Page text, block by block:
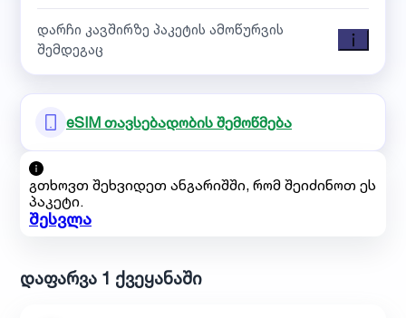
დარჩი კავშირზე პაკეტის ამოწურვის
შემდეგაც
eSIM თავსებადობის შემოწმება
გთხოვთ შეხვიდეთ ანგარიშში, რომ შეიძინოთ ეს
პაკეტი.
შესვლა
დაფარვა 1 ქვეყანაში